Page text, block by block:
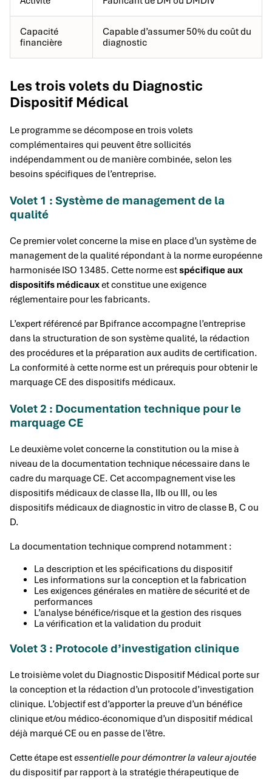
Capacité
financière
Capable d’assumer 50% du coût du
diagnostic
Les trois volets du Diagnostic
Dispositif Médical
Le programme se décompose en trois volets
complémentaires qui peuvent être sollicités
indépendamment ou de manière combinée, selon les
besoins spécifiques de l’entreprise.
Volet 1 : Système de management de la
qualité
Ce premier volet concerne la mise en place d’un système de
management de la qualité répondant à la norme européenne
harmonisée ISO 13485. Cette norme estspécifique aux
dispositifs médicauxet constitue une exigence
réglementaire pour les fabricants.
L’expert référencé par Bpifrance accompagne l’entreprise
dans la structuration de son système qualité, la rédaction
des procédures et la préparation aux audits de certification.
La conformité à cette norme est un prérequis pour obtenir le
marquage CE des dispositifs médicaux.
Volet 2 : Documentation technique pour le
marquage CE
Le deuxième volet concerne la constitution ou la mise à
niveau de la documentation technique nécessaire dans le
cadre du marquage CE. Cet accompagnement vise les
dispositifs médicaux de classe IIa, IIb ou III, ou les
dispositifs médicaux de diagnostic in vitro de classe B, C ou
D.
La documentation technique comprend notamment :
La description et les spécifications du dispositif
Les informations sur la conception et la fabrication
Les exigences générales en matière de sécurité et de
performances
L’analyse bénéfice/risque et la gestion des risques
La vérification et la validation du produit
Volet 3 : Protocole d’investigation clinique
Le troisième volet du Diagnostic Dispositif Médical porte sur
la conception et la rédaction d’un protocole d’investigation
clinique. L’objectif est d’apporter la preuve d’un bénéfice
clinique et/ou médico-économique d’un dispositif médical
déjà marqué CE ou en passe de l’être.
Cette étape estessentielle pour démontrer la valeur ajoutée
du dispositif par rapport à la stratégie thérapeutique de